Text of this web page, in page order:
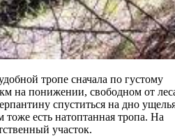
тропе сначала по густому
км на понижении, свободном от
спуститься на дно
есть натоптанная тропа. На
участок.